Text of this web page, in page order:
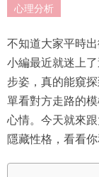
心理分析
不知道大家平時
小編最近就迷上
步姿，真的能窺
單看對方走路的
心情。今天就來
隱藏性格，看看